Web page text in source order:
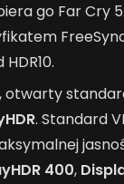
go Far Cry
. Standard
400,